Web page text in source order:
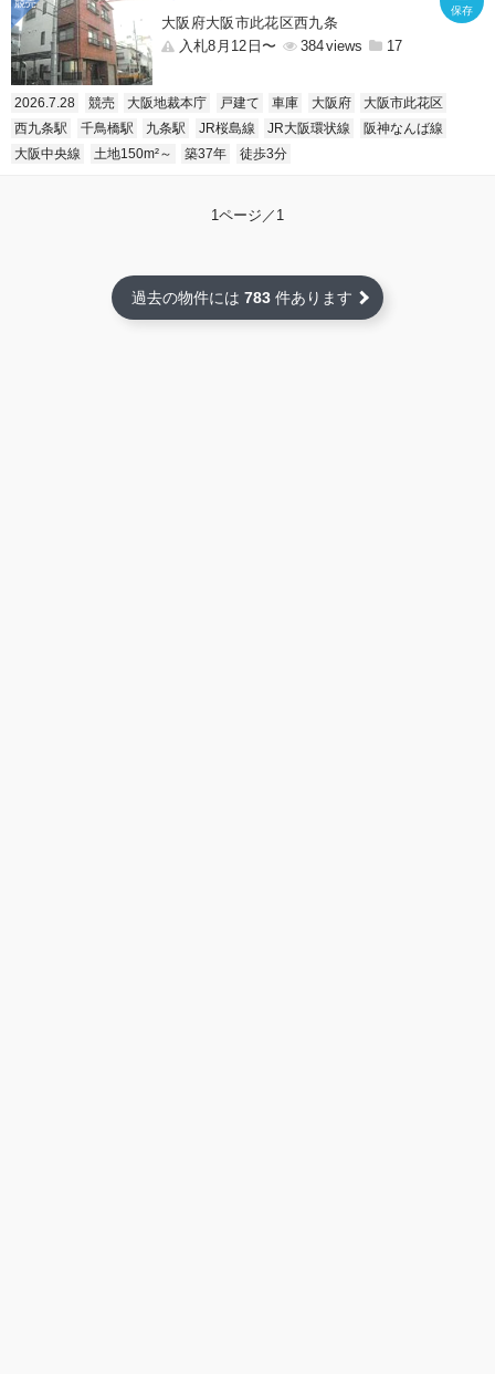
大阪府大阪市此花区西九条
入札8月12日〜
384 17
2026.7.28 競売 大阪地裁本庁 戸建て 車庫 大阪府
大阪市此花区
西九条駅
千鳥橋駅 九条駅 JR桜島線 JR大阪環状線
阪神なんば線
大阪中央線
土地150m²～ 築37年 徒歩3分
1ページ／1
過去の物件には 783 件あります